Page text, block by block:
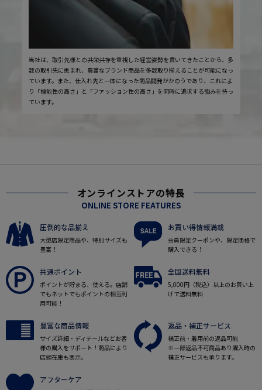
当社は、取引先様との共栄共存を重視した経営姿勢を貫いてきたことから、多
数の取引先に恵まれ、豊富なブランド商品を多数取り揃えることが可能になっ
ています。また、仕入れ先と一体になった商品開発がかのうであり、これによ
り「機能性の高さ」と「ファッション性の高さ」を同時に追求する強みを持っ
ています。
オンラインストアの特長
ONLINE STORE FEATURES
圧倒的な品揃え
大型店限定商品や、特別サイズも
豊富！
お買い得情報満載
会員限定クーポンや、限定価格で
購入できる！
共通ポイント
ポイントが貯まる、使える。店舗
でもネットでもポイントの相互利
用可能！
全国送料無料
5,000円（税込）以上のお買い上
げで送料無料
豊富な商品情報
サイズ詳細・ディテールなどお客
様の購入をサポート！商品により
店頭在庫も表示。
返品・補正サービス
補正前・着用前の返品可能
※一部返品不可商品あり購入時の
補正サービスも承ります。
アフターケア